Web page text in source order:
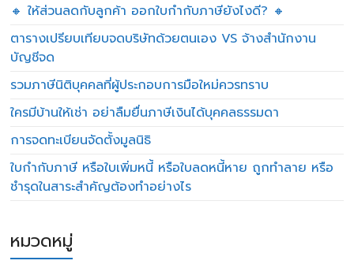
🔸 ให้ส่วนลดกับลูกค้า ออกใบกำกับภาษียังไงดี? 🔸
ตารางเปรียบเทียบจดบริษัทด้วยตนเอง VS จ้างสำนักงาน
บัญชีจด
รวมภาษีนิติบุคคลที่ผู้ประกอบการมือใหม่ควรทราบ
ใครมีบ้านให้เช่า อย่าลืมยื่นภาษีเงินได้บุคคลธรรมดา
การจดทะเบียนจัดตั้งมูลนิธิ
ใบกำกับภาษี หรือใบเพิ่มหนี้ หรือใบลดหนี้หาย ถูกทำลาย หรือ
ชำรุดในสาระสำคัญต้องทำอย่างไร
หมวดหมู่